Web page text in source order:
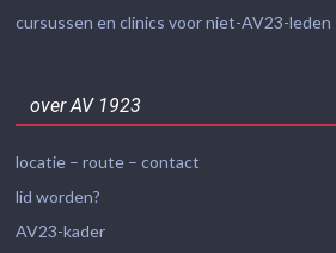
cursussen en clinics voor niet-AV23-leden
over AV 1923
locatie – route – contact
lid worden?
AV23-kader